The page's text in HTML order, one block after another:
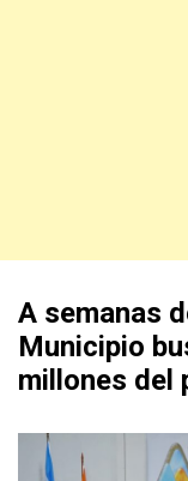
A semanas
Municipio
millones del